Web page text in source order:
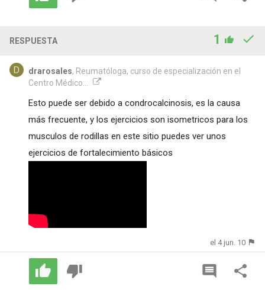
RESPUESTA 1
drarosales, Reumatóloga, curso de especialización en el
Centro Médico...
Esto puede ser debido a condrocalcinosis, es la causa
más frecuente, y los ejercicios son isometricos para los
musculos de rodillas en este sitio puedes ver unos
ejercicios de fortalecimiento básicos
el 4 jun. 10